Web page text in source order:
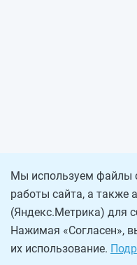
Мы используем файлы
работы сайта, а также
(Яндекс.Метрика) для
Нажимая «Согласен»,
их использование.